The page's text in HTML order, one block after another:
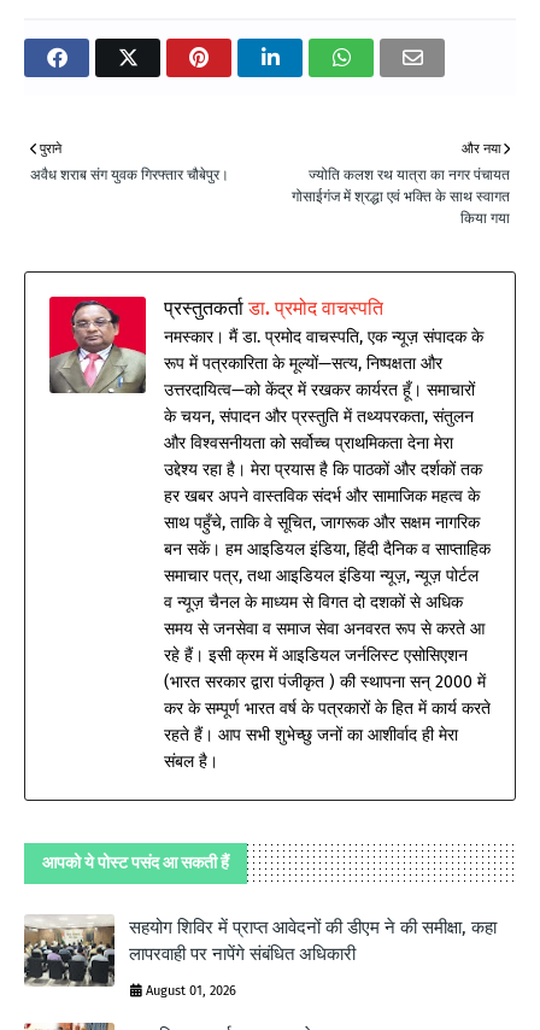
और नया
ज्योति कलश रथ यात्रा का नगर पंचायत
गोसाईगंज में श्रद्धा एवं भक्ति के साथ स्वागत
किया गया
पुराने
अवैध शराब संग युवक गिरफ्तार चौबेपुर।
प्रस्तुतकर्ताडा. प्रमोद वाचस्पति
नमस्कार। मैं डा. प्रमोद वाचस्पति, एक न्यूज़ संपादक के
रूप में पत्रकारिता के मूल्यों—सत्य, निष्पक्षता और
उत्तरदायित्व—को केंद्र में रखकर कार्यरत हूँ। समाचारों
के चयन, संपादन और प्रस्तुति में तथ्यपरकता, संतुलन
और विश्वसनीयता को सर्वोच्च प्राथमिकता देना मेरा
उद्देश्य रहा है। मेरा प्रयास है कि पाठकों और दर्शकों तक
हर खबर अपने वास्तविक संदर्भ और सामाजिक महत्व के
साथ पहुँचे, ताकि वे सूचित, जागरूक और सक्षम नागरिक
बन सकें। हम आइडियल इंडिया, हिंदी दैनिक व साप्ताहिक
समाचार पत्र, तथा आइडियल इंडिया न्यूज़, न्यूज़ पोर्टल
व न्यूज़ चैनल के माध्यम से विगत दो दशकों से अधिक
समय से जनसेवा व समाज सेवा अनवरत रूप से करते आ
रहे हैं। इसी क्रम में आइडियल जर्नलिस्ट एसोसिएशन
(भारत सरकार द्वारा पंजीकृत ) की स्थापना सन् 2000 में
कर के सम्पूर्ण भारत वर्ष के पत्रकारों के हित में कार्य करते
रहते हैं। आप सभी शुभेच्छु जनों का आशीर्वाद ही मेरा
संबल है।
आपको ये पोस्ट पसंद आ सकती हैं
सहयोग शिविर में प्राप्त आवेदनों की डीएम ने की समीक्षा, कहा
लापरवाही पर नापेंगे संबंधित अधिकारी
August 01, 2026